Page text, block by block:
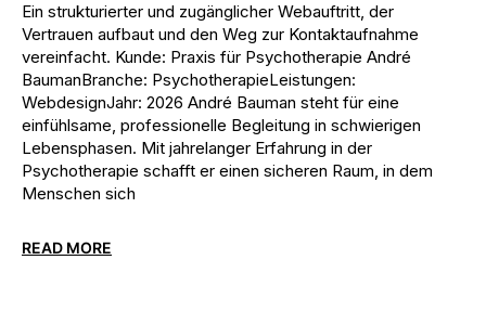
Ein strukturierter und zugänglicher Webauftritt, der
Vertrauen aufbaut und den Weg zur Kontaktaufnahme
vereinfacht. Kunde: Praxis für Psychotherapie André
BaumanBranche: PsychotherapieLeistungen:
WebdesignJahr: 2026 André Bauman steht für eine
einfühlsame, professionelle Begleitung in schwierigen
Lebensphasen. Mit jahrelanger Erfahrung in der
Psychotherapie schafft er einen sicheren Raum, in dem
Menschen sich
READ MORE